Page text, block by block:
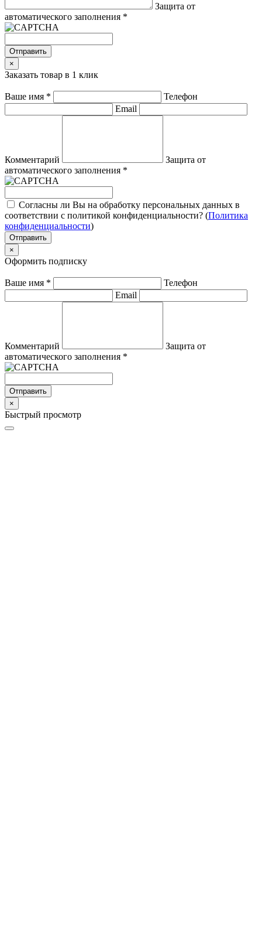
Защита от
автоматического заполнения *
Отправить
×
Заказать товар в 1 клик
Ваше имя *
Телефон
Email
Комментарий
Защита от
автоматического заполнения *
Согласны ли Вы на обработку персональных данных в
соответствии с политикой конфиденциальности? (Политика
конфиденциальности)
Отправить
×
Оформить подписку
Ваше имя *
Телефон
Email
Комментарий
Защита от
автоматического заполнения *
Отправить
×
Быстрый просмотр